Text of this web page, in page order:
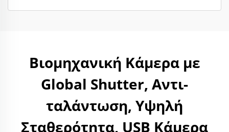
Βιομηχανική Κάμερα με
Global Shutter, Αντι-
ταλάντωση, Υψηλή
Σταθερότητα, USB Κάμερα